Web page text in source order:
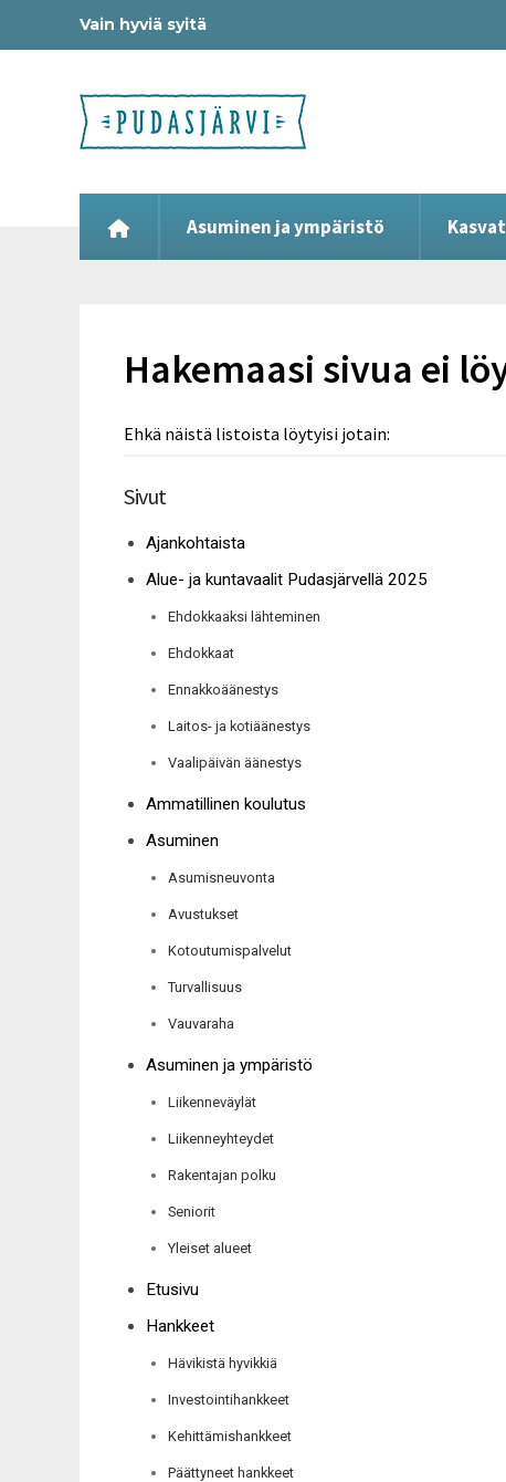
Vain hyviä syitä
Asuminen ja ympäristö
Hakemaasi sivua ei
Ehkä näistä listoista löytyisi jotain:
Sivut
Ajankohtaista
Alue- ja kuntavaalit Pudasjärvellä 2025
Ehdokkaaksi lähteminen
Ehdokkaat
Ennakkoäänestys
Laitos- ja kotiäänestys
Vaalipäivän äänestys
Ammatillinen koulutus
Asuminen
Asumisneuvonta
Avustukset
Kotoutumispalvelut
Turvallisuus
Vauvaraha
Asuminen ja ympäristö
Liikenneväylät
Liikenneyhteydet
Rakentajan polku
Seniorit
Yleiset alueet
Etusivu
Hankkeet
Hävikistä hyvikkiä
Investointihankkeet
Kehittämishankkeet
Päättyneet hankkeet